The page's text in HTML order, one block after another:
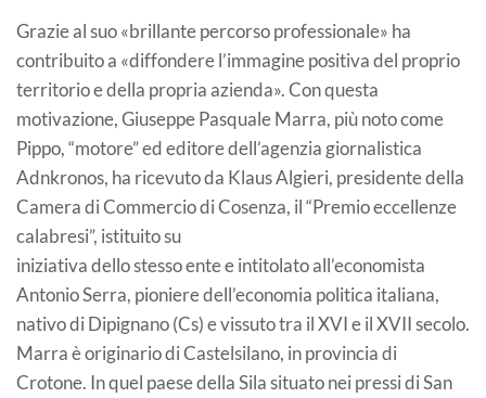
Grazie al suo «brillante percorso professionale» ha
contribuito a «diffondere l’immagine positiva del proprio
territorio e della propria azienda». Con questa
motivazione, Giuseppe Pasquale Marra, più noto come
Pippo, “motore” ed editore dell’agenzia giornalistica
Adnkronos, ha ricevuto da Klaus Algieri, presidente della
Camera di Commercio di Cosenza, il “Premio eccellenze
calabresi”, istituito su
iniziativa dello stesso ente e intitolato all’economista
Antonio Serra, pioniere dell’economia politica italiana,
nativo di Dipignano (Cs) e vissuto tra il XVI e il XVII secolo.
Marra è originario di Castelsilano, in provincia di
Crotone. In quel paese della Sila situato nei pressi di San